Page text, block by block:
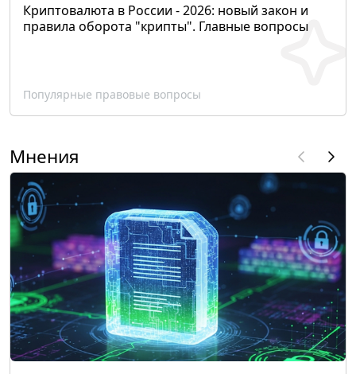
Криптовалюта в России - 2026: новый закон и
правила оборота "крипты". Главные вопросы
Популярные правовые вопросы
Мнения